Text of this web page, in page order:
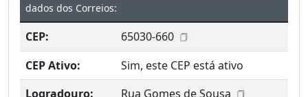
dados dos Correios:
CEP:
65030-660
CEP Ativo:
Sim, este CEP está ativo
Logradouro:
Rua Gomes de Sousa